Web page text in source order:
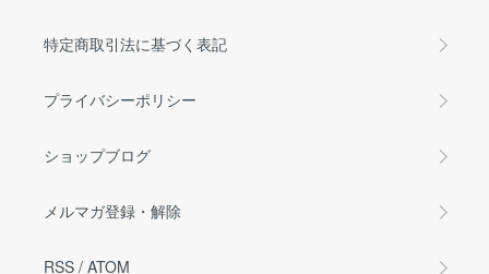
特定商取引法に基づく表記
プライバシーポリシー
ショップブログ
メルマガ登録・解除
RSS / ATOM